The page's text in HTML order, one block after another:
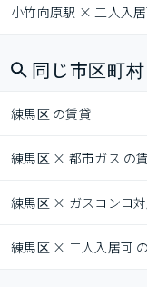
小竹向原駅 × 二人入
同じ市区町
練馬区 の賃貸
練馬区 × 都市ガス の
練馬区 × ガスコンロ
練馬区 × 二人入居可